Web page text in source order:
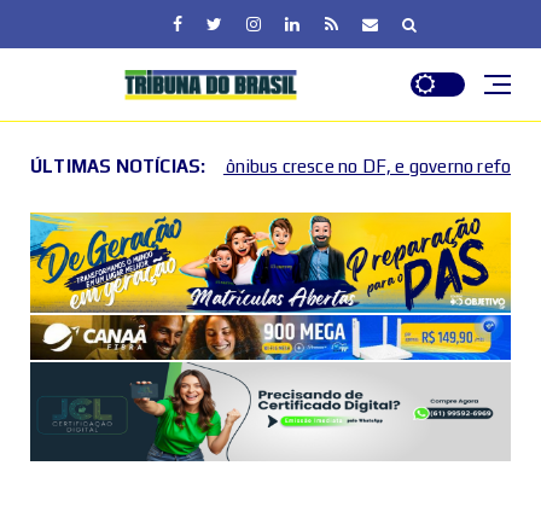
ÚLTIMAS NOTÍCIAS:
cresce no DF, e governo reforça canais de denúncia